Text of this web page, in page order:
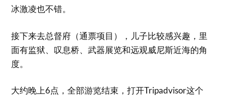
冰激凌也不错。
接下来去总督府（通票项目），儿子比较感兴趣，里
面有监狱、叹息桥、武器展览和远观威尼斯近海的角
度。
大约晚上6点，全部游览结束，打开Tripadvisor这个